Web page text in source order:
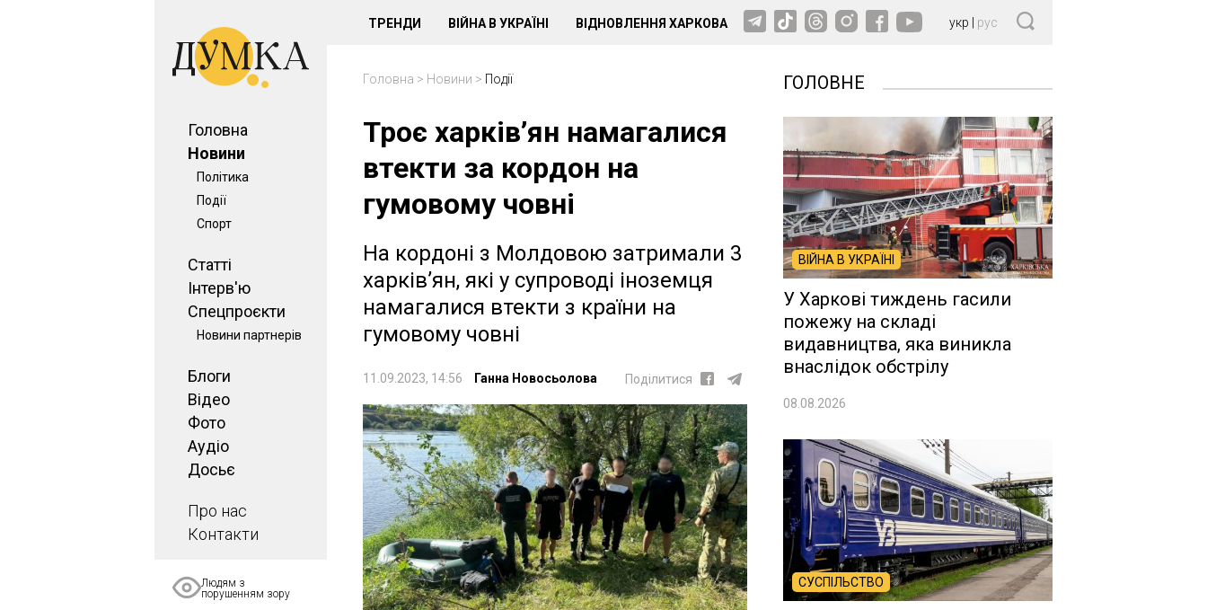
Головна
Новини
Політика
Події
Спорт
Статті
Інтерв'ю
Спецпроєкти
Новини партнерів
Блоги
Відео
Фото
Аудіо
Досьє
Про нас
Контакти
Людям з
порушенням зору
ТРЕНДИ ВІЙНА В УКРАЇНІ ВІДНОВЛЕННЯ ХАРКОВА укр рус
Головна > Новини > Події
Троє харків’ян намагалися
втекти за кордон на
гумовому човні
На кордоні з Молдовою затримали 3
харків’ян, які у супроводі іноземця
намагалися втекти з країни на
гумовому човні
11.09.2023, 14:56 Ганна Новосьолова Поділитися
ГОЛОВНЕ
ВІЙНА В УКРАЇНІ
У Харкові тиждень гасили
пожежу на складі
видавництва, яка виникла
внаслідок обстрілу
08.08.2026
СУСПІЛЬСТВО